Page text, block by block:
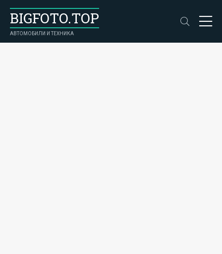
BIGFOTO.TOP
АВТОМОБИЛИ И ТЕХНИКА